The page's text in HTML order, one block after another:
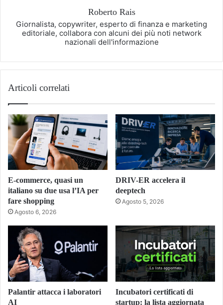
Roberto Rais
Giornalista, copywriter, esperto di finanza e marketing
editoriale, collabora con alcuni dei più noti network
nazionali dell'informazione
Articoli correlati
E-commerce, quasi un
italiano su due usa l’IA per
fare shopping
Agosto 6, 2026
DRIV-ER accelera il
deeptech
Agosto 5, 2026
Palantir attacca i laboratori
AI
Incubatori certificati di
startup: la lista aggiornata